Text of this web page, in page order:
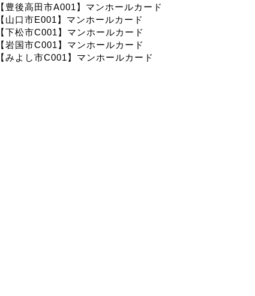
【豊後高田市A001】マンホールカード
【山口市E001】マンホールカード
【下松市C001】マンホールカード
【岩国市C001】マンホールカード
【みよし市C001】マンホールカード